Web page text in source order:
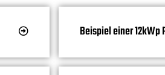
Beispiel einer